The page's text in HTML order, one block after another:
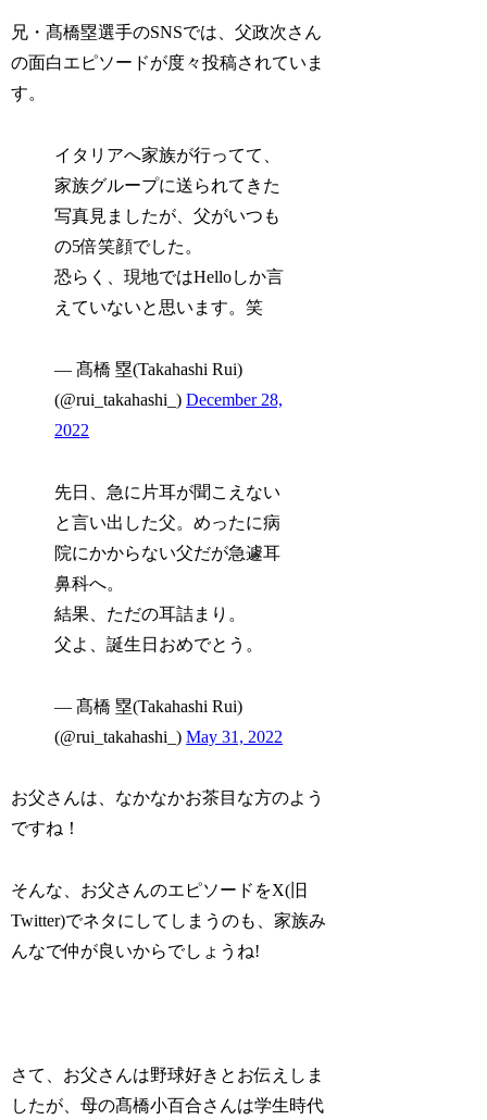
兄・髙橋塁選手のSNSでは、父政次さん
の面白エピソードが度々投稿されていま
す。
イタリアへ家族が行ってて、
家族グループに送られてきた
写真見ましたが、父がいつも
の5倍笑顔でした。
恐らく、現地ではHelloしか言
えていないと思います。笑
— 髙橋 塁(Takahashi Rui)
(@rui_takahashi_)December 28,
2022
先日、急に片耳が聞こえない
と言い出した父。めったに病
院にかからない父だが急遽耳
鼻科へ。
結果、ただの耳詰まり。
父よ、誕生日おめでとう。
— 髙橋 塁(Takahashi Rui)
(@rui_takahashi_)May 31, 2022
お父さんは、なかなかお茶目な方のよう
ですね！
そんな、お父さんのエピソードをX(旧
Twitter)でネタにしてしまうのも、家族み
んなで仲が良いからでしょうね!
さて、お父さんは野球好きとお伝えしま
したが、母の髙橋小百合さんは学生時代